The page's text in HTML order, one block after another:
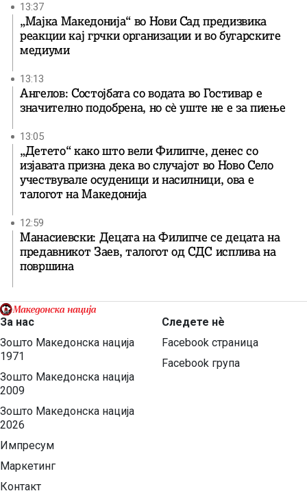
13:37
„Мајка Македонија“ во Нови Сад предизвика
реакции кај грчки организации и во бугарските
медиуми
13:13
Ангелов: Состојбата со водата во Гостивар е
значително подобрена, но сè уште не е за пиење
13:05
„Детето“ како што вели Филипче, денес со
изјавата призна дека во случајот во Ново Село
учествувале осуденици и насилници, ова е
талогот на Македонија
12:59
Манасиевски: Децата на Филипче се децата на
предавникот Заев, талогот од СДС исплива на
површина
За нас
Зошто Македонска нација
1971
Зошто Македонска нација
2009
Зошто Македонска нација
2026
Импресум
Маркетинг
Контакт
Следете нѐ
Facebook страница
Facebook група